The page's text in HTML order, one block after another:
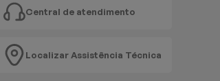
Central de atendimento
Localizar Assistência Técnica